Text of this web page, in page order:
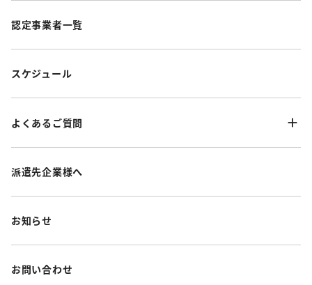
認定事業者一覧
スケジュール
よくあるご質問
派遣先企業様へ
お知らせ
お問い合わせ